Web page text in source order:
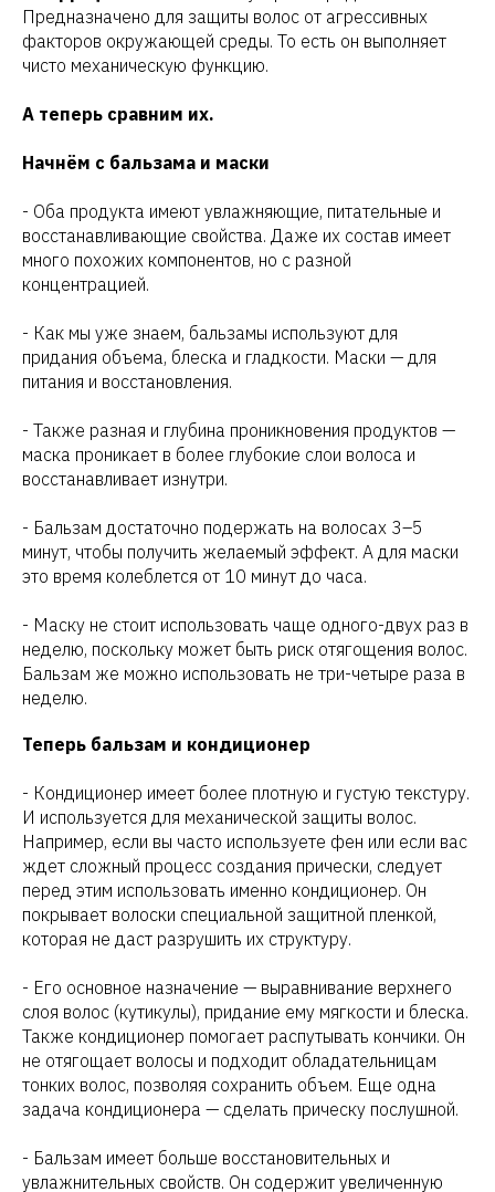
Предназначено для защиты волос от агрессивных
факторов окружающей среды. То есть он выполняет
чисто механическую функцию.
А теперь сравним их.
Начнём с бальзама и маски
- Оба продукта имеют увлажняющие, питательные и
восстанавливающие свойства. Даже их состав имеет
много похожих компонентов, но с разной
концентрацией.
- Как мы уже знаем, бальзамы используют для
придания объема, блеска и гладкости. Маски — для
питания и восстановления.
- Также разная и глубина проникновения продуктов —
маска проникает в более глубокие слои волоса и
восстанавливает изнутри.
- Бальзам достаточно подержать на волосах 3–5
минут, чтобы получить желаемый эффект. А для маски
это время колеблется от 10 минут до часа.
- Маску не стоит использовать чаще одного-двух раз в
неделю, поскольку может быть риск отягощения волос.
Бальзам же можно использовать не три-четыре раза в
неделю.
Теперь бальзам и кондиционер
- Кондиционер имеет более плотную и густую текстуру.
И используется для механической защиты волос.
Например, если вы часто используете фен или если вас
ждет сложный процесс создания прически, следует
перед этим использовать именно кондиционер. Он
покрывает волоски специальной защитной пленкой,
которая не даст разрушить их структуру.
- Его основное назначение — выравнивание верхнего
слоя волос (кутикулы), придание ему мягкости и блеска.
Также кондиционер помогает распутывать кончики. Он
не отягощает волосы и подходит обладательницам
тонких волос, позволяя сохранить объем. Еще одна
задача кондиционера — сделать прическу послушной.
- Бальзам имеет больше восстановительных и
увлажнительных свойств. Он содержит увеличенную